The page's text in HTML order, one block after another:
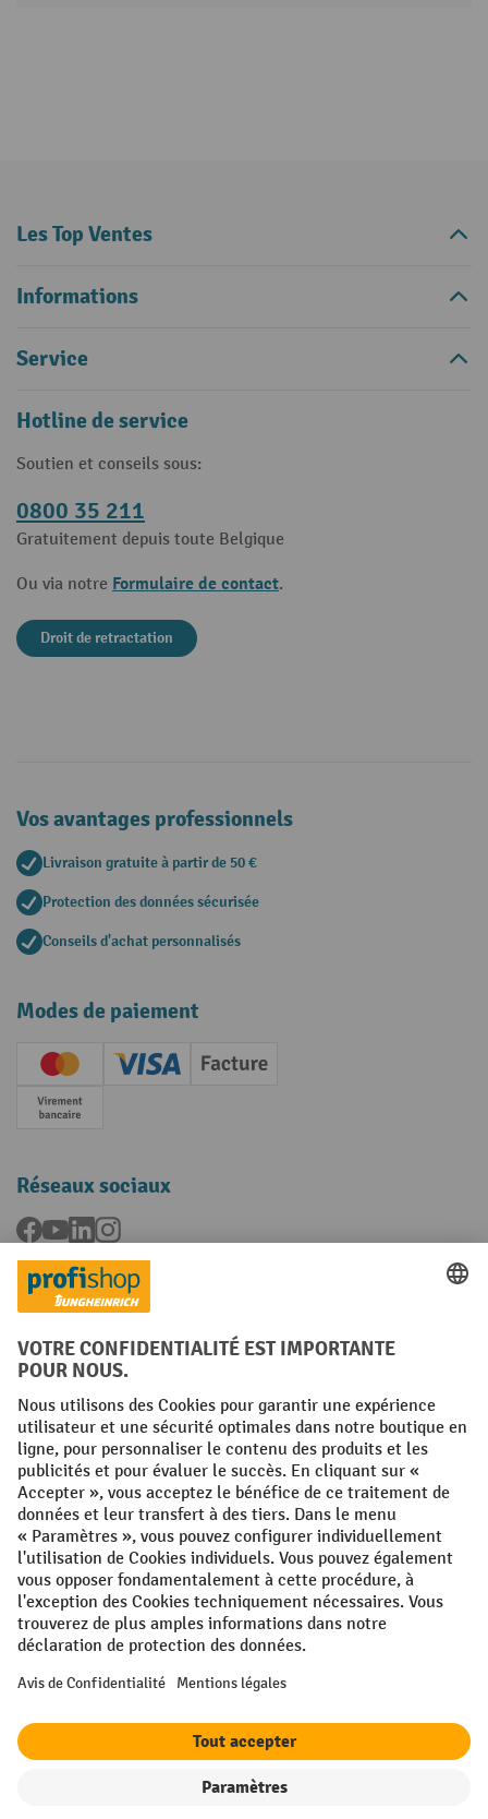
Les Top Ventes
Informations
Service
Hotline de service
Soutien et conseils sous:
0800 35 211
Gratuitement depuis toute Belgique
Ou via notre Formulaire de contact.
Droit de retractation
Vos avantages professionnels
Livraison gratuite à partir de 50 €
Protection des données sécurisée
Conseils d'achat personnalisés
Modes de paiement
Creditcard (Master)Creditcard (Visa)
Facture
Paiement anticipé
Réseaux sociaux
Facebook
YouTubeLinkedInInstagram
Langues
FR NL
Conditions générales Mentions légales
Protection des Données Politique de cookies
All prices excl. VAT plusshipping costsand possible delivery charges,
if not stated otherwise.
¹ La remise est valable jusqu'à épuisement des stocks. La remise ne
s'applique pas aux prix spéciaux. Il n'est pas possible de le combiner
avec d'autres réductions en pourcentage ou bons de réduction. | ² La
réduction sera accordée une seule fois lors de la première inscription
à la newsletter. Le code de réduction est valable pendant 10 jours et
nette minimale de 250,00 €. La réduction varie selon la catégorie de
produits et peut atteindre un maximum de 10 %. Les transpalettes
électriques, les gerbeurs électriques, les chariots élévateurs